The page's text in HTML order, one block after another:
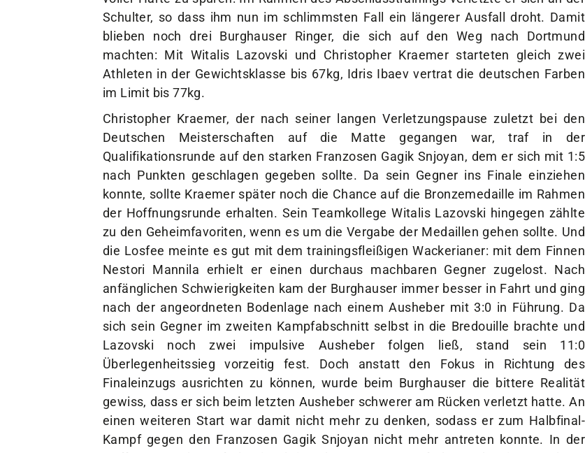
Schulter, so dass ihm nun im schlimmsten Fall ein längerer Ausfall droht. Damit
blieben noch drei Burghauser Ringer, die sich auf den Weg nach Dortmund
machten: Mit Witalis Lazovski und Christopher Kraemer starteten gleich zwei
Athleten in der Gewichtsklasse bis 67kg, Idris Ibaev vertrat die deutschen Farben
Deutschen Meisterschaften auf die Matte gegangen war, traf in der
Qualifikationsrunde auf den starken Franzosen Gagik Snjoyan, dem er sich mit 1:5
nach Punkten geschlagen gegeben sollte. Da sein Gegner ins Finale einziehen
konnte, sollte Kraemer später noch die Chance auf die Bronzemedaille im Rahmen
der Hoffnungsrunde erhalten. Sein Teamkollege Witalis Lazovski hingegen zählte
zu den Geheimfavoriten, wenn es um die Vergabe der Medaillen gehen sollte. Und
die Losfee meinte es gut mit dem trainingsfleißigen Wackerianer: mit dem Finnen
Nestori Mannila erhielt er einen durchaus machbaren Gegner zugelost. Nach
anfänglichen Schwierigkeiten kam der Burghauser immer besser in Fahrt und ging
nach der angeordneten Bodenlage nach einem Ausheber mit 3:0 in Führung. Da
sich sein Gegner im zweiten Kampfabschnitt selbst in die Bredouille brachte und
Lazovski noch zwei impulsive Ausheber folgen ließ, stand sein 11:0
Überlegenheitssieg vorzeitig fest. Doch anstatt den Fokus in Richtung des
Finaleinzugs ausrichten zu können, wurde beim Burghauser die bittere Realität
gewiss, dass er sich beim letzten Ausheber schwerer am Rücken verletzt hatte. An
einen weiteren Start war damit nicht mehr zu denken, sodass er zum Halbfinal-
Kampf gegen den Franzosen Gagik Snjoyan nicht mehr antreten konnte. In der
Hoffnungsrunde traf damit Christopher Kraemer auf den Schweizer Andreas